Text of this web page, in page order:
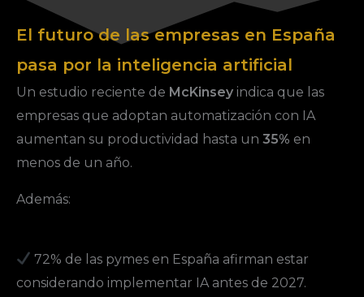
El futuro de las empresas en España
pasa por la inteligencia artificial
Un estudio reciente de McKinsey indica que las
empresas que adoptan automatización con IA
aumentan su productividad hasta un 35% en
menos de un año.
Además:
72% de las pymes en España afirman estar
considerando implementar IA antes de 2027.